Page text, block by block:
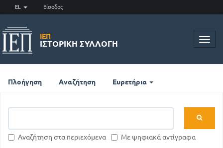
EL Είσοδος
ΙΕΠ
ΙΣΤΟΡΙΚΉ ΣΥΛΛΟΓΉ
Πλοήγηση Αναζήτηση Ευρετήρια
Αναζήτηση στα περιεχόμενα Με ψηφιακά αντίγραφα